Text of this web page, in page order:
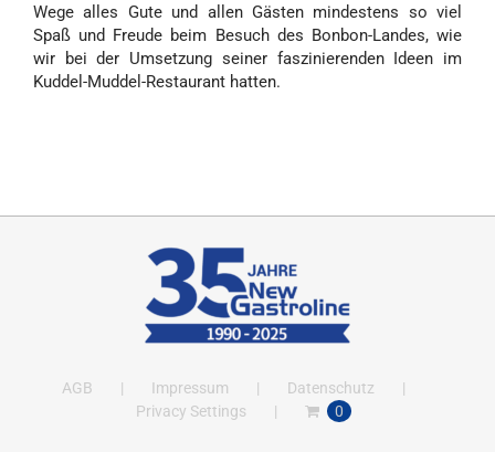
Wege alles Gute und allen Gästen mindestens so viel
Spaß und Freude beim Besuch des Bonbon-Landes, wie
wir bei der Umsetzung seiner faszinierenden Ideen im
Kuddel-Muddel-Restaurant hatten.
AGB Impressum
Datenschutz
Privacy Settings
0